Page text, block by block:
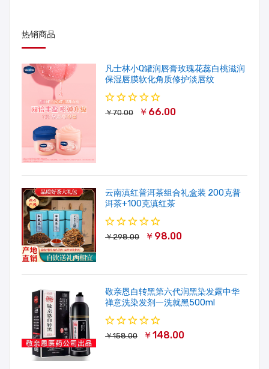
热销商品
凡士林小Q罐润唇膏玫瑰花蕊白桃滋润
保湿唇膜软化角质修护淡唇纹
￥70.00 ￥66.00
云南滇红普洱茶组合礼盒装 200克普
洱茶+100克滇红茶
￥298.00 ￥98.00
敬亲恩白转黑第六代润黑染发露中华
禅意洗染发剂一洗就黑500ml
￥158.00 ￥148.00